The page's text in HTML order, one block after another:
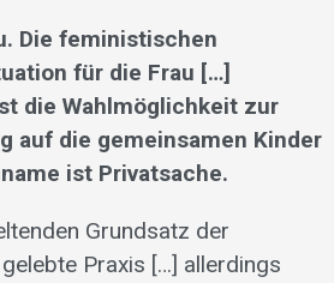
Die feministischen
für die Frau […]
die Wahlmöglichkeit zur
auf die gemeinsamen Kinder
ist Privatsache.
Grundsatz der
Praxis […] allerdings